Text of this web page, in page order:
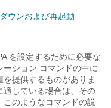
ウンおよび再起動
を設定するために必要な
ション コマンドの中に
提供するものがありま
している場合は、その
のようなコマンドの説